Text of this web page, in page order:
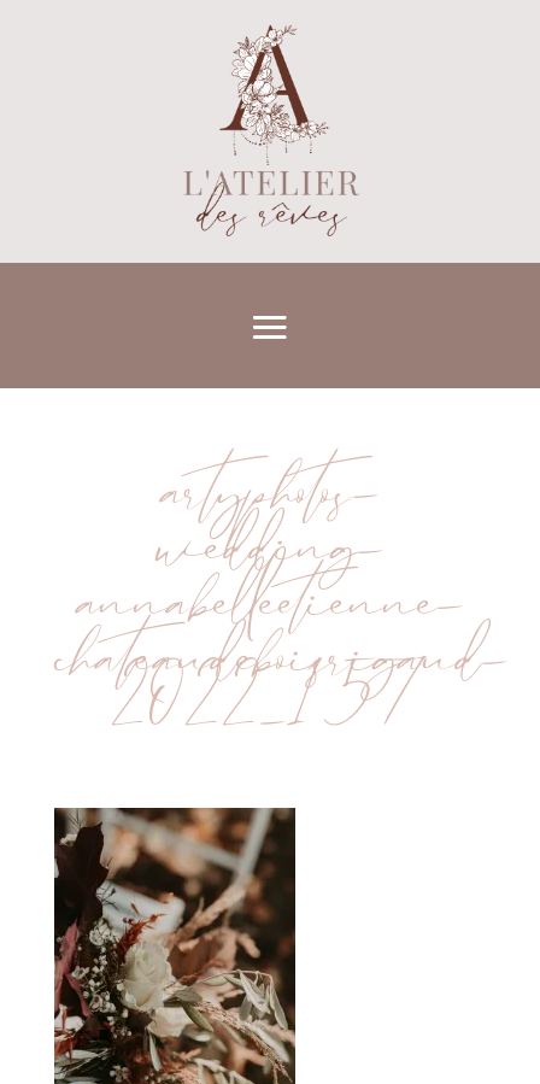
artyphotos-
wedding-
annabelleetienne-
chateaudeboisrigaud-
2022_157